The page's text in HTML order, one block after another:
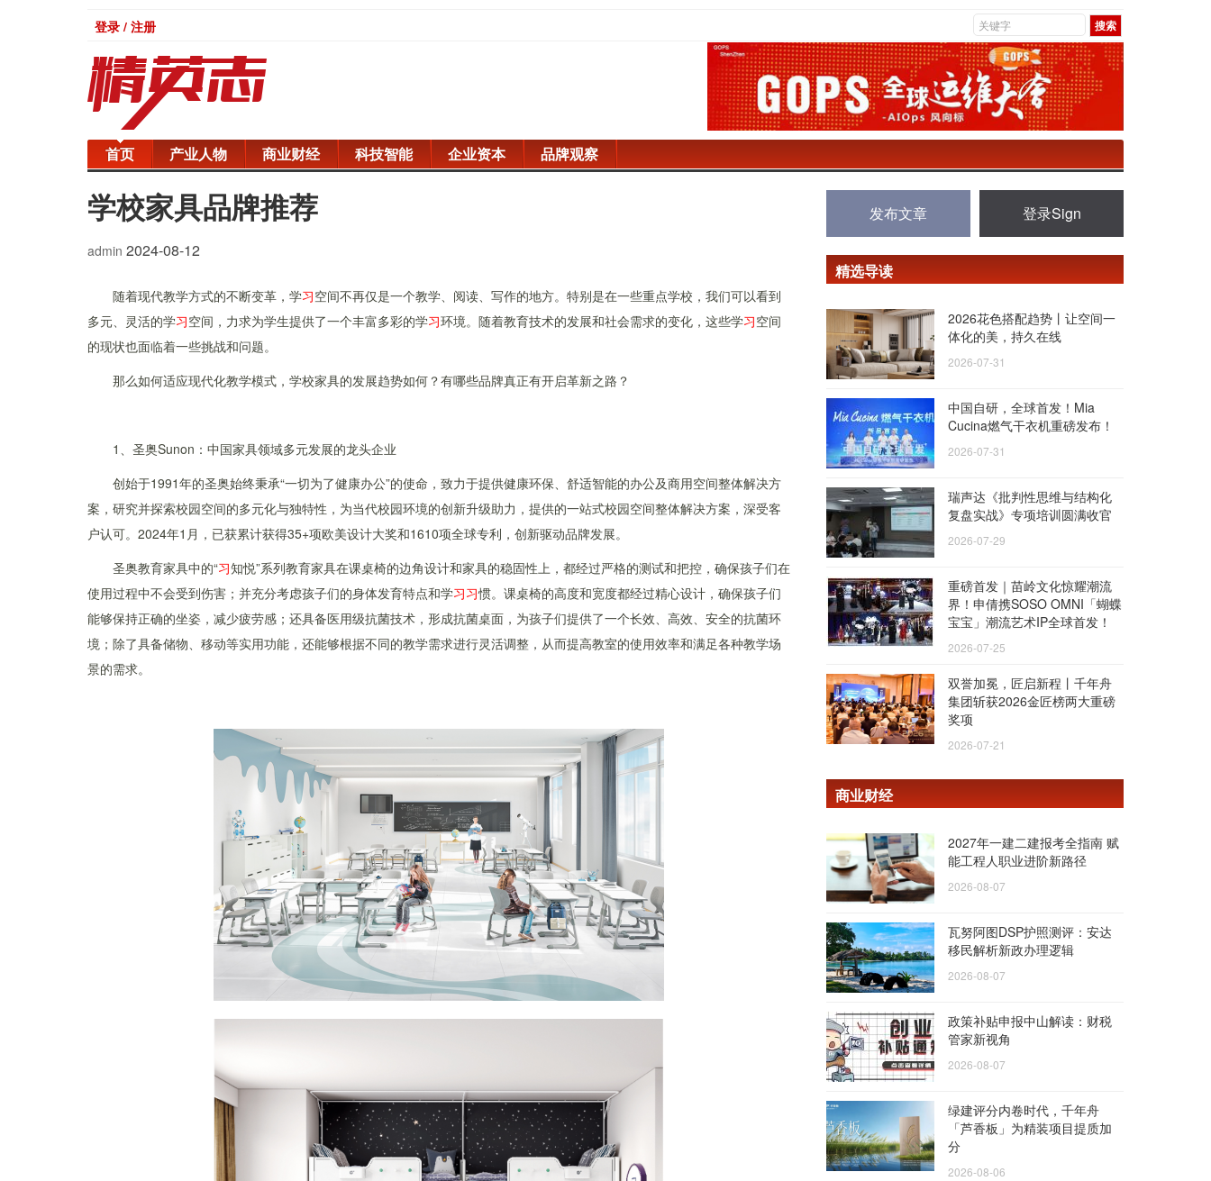
登录 / 注册
首页 产业人物 商业财经 科技智能 企业资本 品牌观察
学校家具品牌推荐
admin 2024-08-12
随着现代教学方式的不断变革，学习空间不再仅是一个教学、阅读、写作的地方。特别是在一些重点学校，我们可以看到
多元、灵活的学习空间，力求为学生提供了一个丰富多彩的学习环境。随着教育技术的发展和社会需求的变化，这些学习空间
的现状也面临着一些挑战和问题。
那么如何适应现代化教学模式，学校家具的发展趋势如何？有哪些品牌真正有开启革新之路？
1、圣奥Sunon：中国家具领域多元发展的龙头企业
创始于1991年的圣奥始终秉承“一切为了健康办公”的使命，致力于提供健康环保、舒适智能的办公及商用空间整体解决方
案，研究并探索校园空间的多元化与独特性，为当代校园环境的创新升级助力，提供的一站式校园空间整体解决方案，深受客
户认可。2024年1月，已获累计获得35+项欧美设计大奖和1610项全球专利，创新驱动品牌发展。
圣奥教育家具中的“习知悦”系列教育家具在课桌椅的边角设计和家具的稳固性上，都经过严格的测试和把控，确保孩子们在
使用过程中不会受到伤害；并充分考虑孩子们的身体发育特点和学习习惯。课桌椅的高度和宽度都经过精心设计，确保孩子们
能够保持正确的坐姿，减少疲劳感；还具备医用级抗菌技术，形成抗菌桌面，为孩子们提供了一个长效、高效、安全的抗菌环
境；除了具备储物、移动等实用功能，还能够根据不同的教学需求进行灵活调整，从而提高教室的使用效率和满足各种教学场
景的需求。
发布文章 登录Sign
精选导读
2026花色搭配趋势丨让空间一
体化的美，持久在线
2026-07-31
中国自研，全球首发！Mia
Cucina燃气干衣机重磅发布！
2026-07-31
瑞声达《批判性思维与结构化
复盘实战》专项培训圆满收官
2026-07-29
重磅首发｜苗岭文化惊耀潮流
界！申倩携SOSO OMNI「蝴蝶
宝宝」潮流艺术IP全球首发！
2026-07-25
双誉加冕，匠启新程丨千年舟
集团斩获2026金匠榜两大重磅
奖项
2026-07-21
商业财经
2027年一建二建报考全指南 赋
能工程人职业进阶新路径
2026-08-07
瓦努阿图DSP护照测评：安达
移民解析新政办理逻辑
2026-08-07
政策补贴申报中山解读：财税
管家新视角
2026-08-07
绿建评分内卷时代，千年舟
「芦香板」为精装项目提质加
分
2026-08-06